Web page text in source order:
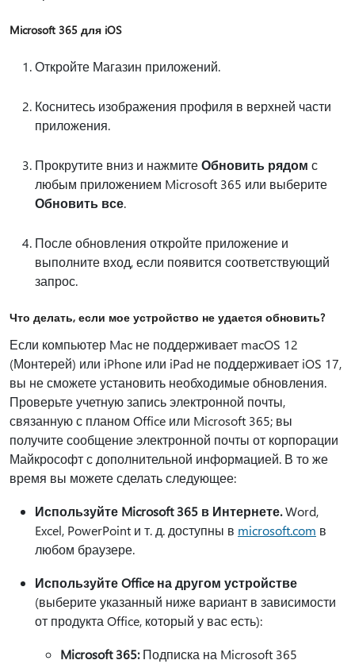
Microsoft 365 для iOS
Откройте Магазин приложений.
Коснитесь изображения профиля в верхней части
приложения.
Прокрутите вниз и нажмитеОбновить рядом с
любым приложением Microsoft 365 или выберите
Обновить все.
После обновления откройте приложение и
выполните вход, если появится соответствующий
запрос.
Что делать, если мое устройство не удается обновить?
Если компьютер Mac не поддерживает macOS 12
(Монтерей) или iPhone или iPad не поддерживает iOS 17,
вы не сможете установить необходимые обновления.
Проверьте учетную запись электронной почты,
связанную с планом Office или Microsoft 365; вы
получите сообщение электронной почты от корпорации
Майкрософт с дополнительной информацией. В то же
время вы можете сделать следующее:
Используйте Microsoft 365 в Интернете.Word,
Excel, PowerPoint и т. д. доступны в microsoft.com в
любом браузере.
Используйте Office на другом устройстве
(выберите указанный ниже вариант в зависимости
от продукта Office, который у вас есть):
Microsoft 365:Подписка на Microsoft 365